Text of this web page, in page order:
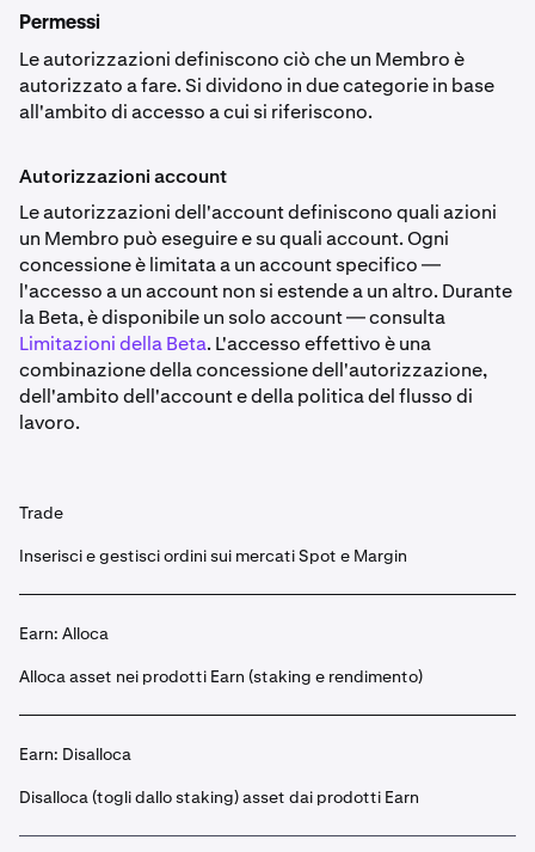
Permessi
Le autorizzazioni definiscono ciò che un Membro è
autorizzato a fare. Si dividono in due categorie in base
all'ambito di accesso a cui si riferiscono.
Autorizzazioni account
Le autorizzazioni dell'account definiscono quali azioni
un Membro può eseguire e su quali account. Ogni
concessione è limitata a un account specifico —
l'accesso a un account non si estende a un altro. Durante
la Beta, è disponibile un solo account — consulta
Limitazioni della Beta. L'accesso effettivo è una
combinazione della concessione dell'autorizzazione,
dell'ambito dell'account e della politica del flusso di
lavoro.
Trade
Inserisci e gestisci ordini sui mercati Spot e Margin
Earn: Alloca
Alloca asset nei prodotti Earn (staking e rendimento)
Earn: Disalloca
Disalloca (togli dallo staking) asset dai prodotti Earn